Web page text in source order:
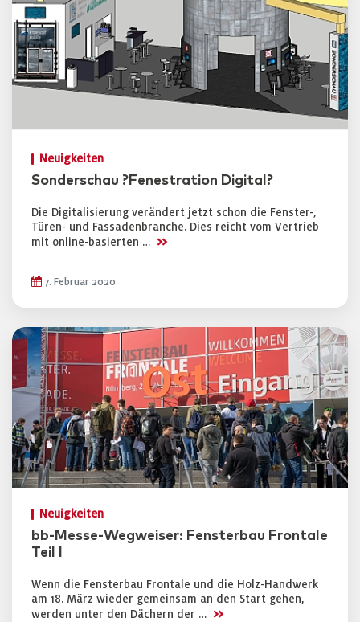
Neuigkeiten
Sonderschau ?Fenestration Digital?
Die Digitalisierung verändert jetzt schon die Fenster-,
Türen- und Fassadenbranche. Dies reicht vom Vertrieb
mit online-basierten … >>
7. Februar 2020
Neuigkeiten
bb-Messe-Wegweiser: Fensterbau Frontale
Teil I
Wenn die Fensterbau Frontale und die Holz-Handwerk
am 18. März wieder gemeinsam an den Start gehen,
werden unter den Dächern der … >>